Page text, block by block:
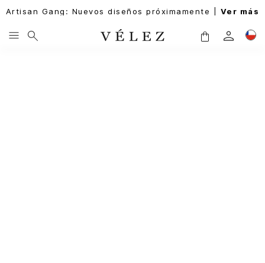
Artisan Gang: Nuevos diseños próximamente | Ver más